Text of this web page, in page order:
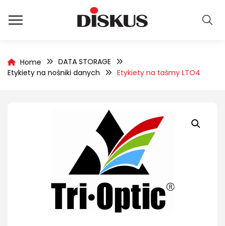
Home
DATA STORAGE
Etykiety na nośniki danych
Etykiety na taśmy LTO4